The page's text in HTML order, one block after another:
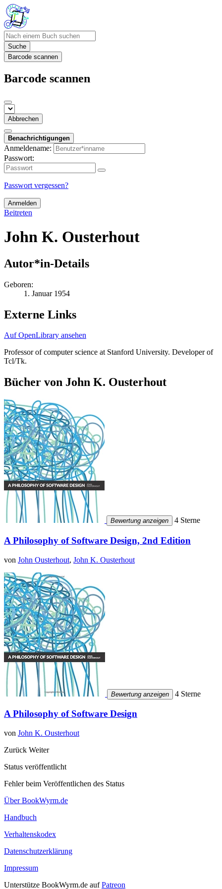
Suche
Barcode scannen
Barcode scannen
Abbrechen
Benachrichtigungen
Anmeldename:
Passwort:
Passwort vergessen?
Anmelden
Beitreten
John K. Ousterhout
Autor*in-Details
Geboren:
1. Januar 1954
Externe Links
Auf OpenLibrary ansehen
Professor of computer science at Stanford University. Developer of
Tcl/Tk.
Bücher von John K. Ousterhout
Bewertung anzeigen 4 Sterne
A Philosophy of Software Design, 2nd Edition
von John Ousterhout, John K. Ousterhout
Bewertung anzeigen 4 Sterne
A Philosophy of Software Design
von John K. Ousterhout
Zurück Weiter
Status veröffentlicht
Fehler beim Veröffentlichen des Status
Über BookWyrm.de
Handbuch
Verhaltenskodex
Datenschutzerklärung
Impressum
Unterstütze BookWyrm.de aufPatreon